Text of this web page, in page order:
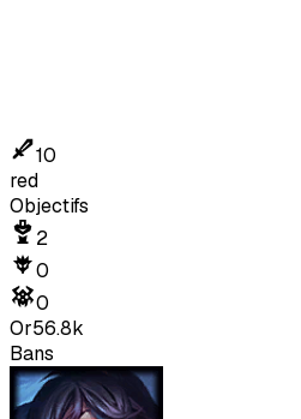
10
red
Objectifs
2
0
0
Or56.8k
Bans